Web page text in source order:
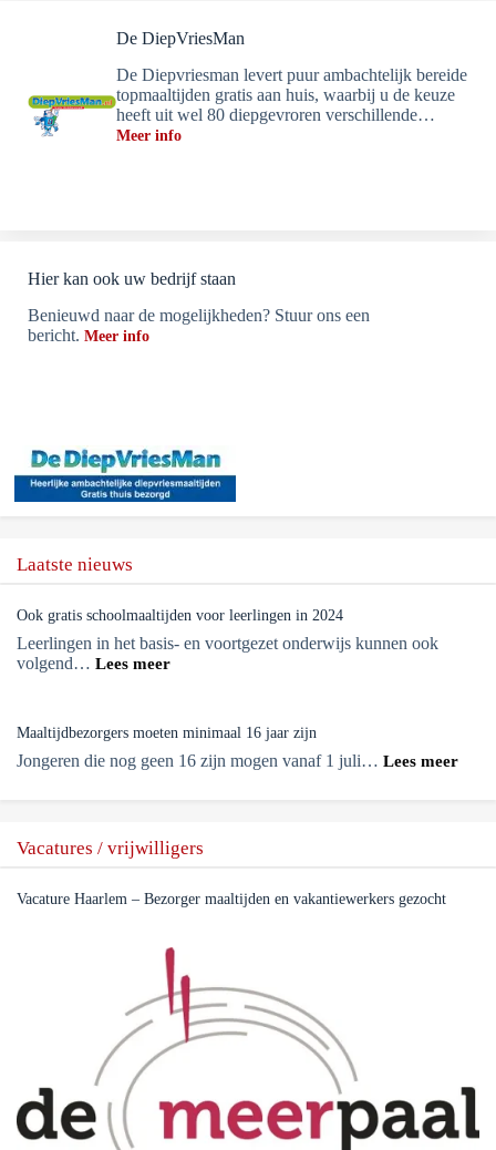
De DiepVriesMan
De Diepvriesman levert puur ambachtelijk bereide
topmaaltijden gratis aan huis, waarbij u de keuze
heeft uit wel 80 diepgevroren verschillende…
Meer info
Hier kan ook uw bedrijf staan
Benieuwd naar de mogelijkheden? Stuur ons een
bericht. Meer info
Laatste nieuws
Ook gratis schoolmaaltijden voor leerlingen in 2024
Leerlingen in het basis- en voortgezet onderwijs kunnen ook
volgend… Lees meer
Maaltijdbezorgers moeten minimaal 16 jaar zijn
Jongeren die nog geen 16 zijn mogen vanaf 1 juli… Lees meer
Vacatures / vrijwilligers
Vacature Haarlem – Bezorger maaltijden en vakantiewerkers gezocht